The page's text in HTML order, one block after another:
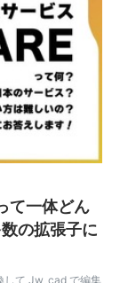
て一体どん
の拡張子に
して Jw_cad で編集